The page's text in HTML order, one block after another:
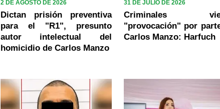
2 DE AGOSTO DE 2026
Dictan prisión preventiva
para el "R1", presunto
autor intelectual del
homicidio de Carlos Manzo
31 DE JULIO DE 2026
Criminales
"provocación" por
Carlos Manzo: Harfuch